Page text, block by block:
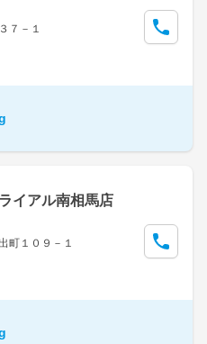
７－１
イアル南相馬店
町１０９－１